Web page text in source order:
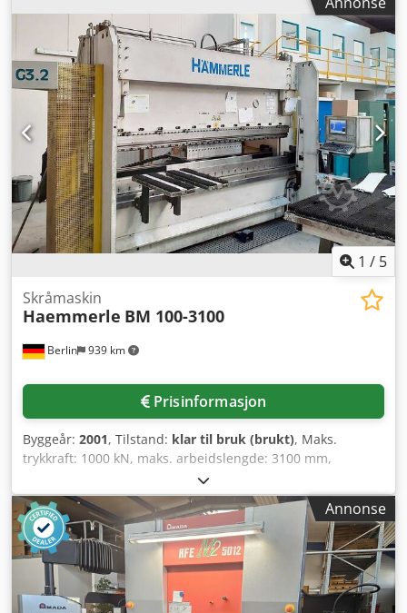
informasjon hos Credpscw Tzxsfx Af Hef Romer-
Deutschland
1 / 5
Berlin 939 km
Skråmaskin
Haemmerle BM 100-3100
Prisinformasjon
Byggeår: 2001, Tilstand: klar til bruk (brukt), Maks.
trykkraft: 1000 kN, maks. arbeidslengde: 3100 mm,
utladning: 250 mm, tilkoblingseffekt: 18 kW, vekt: 9,5 t,
driftstimerteller: 76 566 t, leveres med tilbehør og
dokumentasjon, er regelmessig vedlikeholdt. Crjdjlzizmjpfx
Af Hof
Annonse